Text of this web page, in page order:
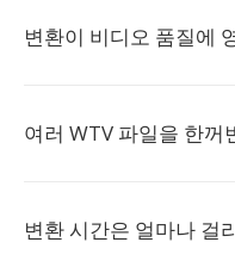
변환이 비디오 품질에
여러 WTV 파일을 한꺼
변환 시간은 얼마나 걸